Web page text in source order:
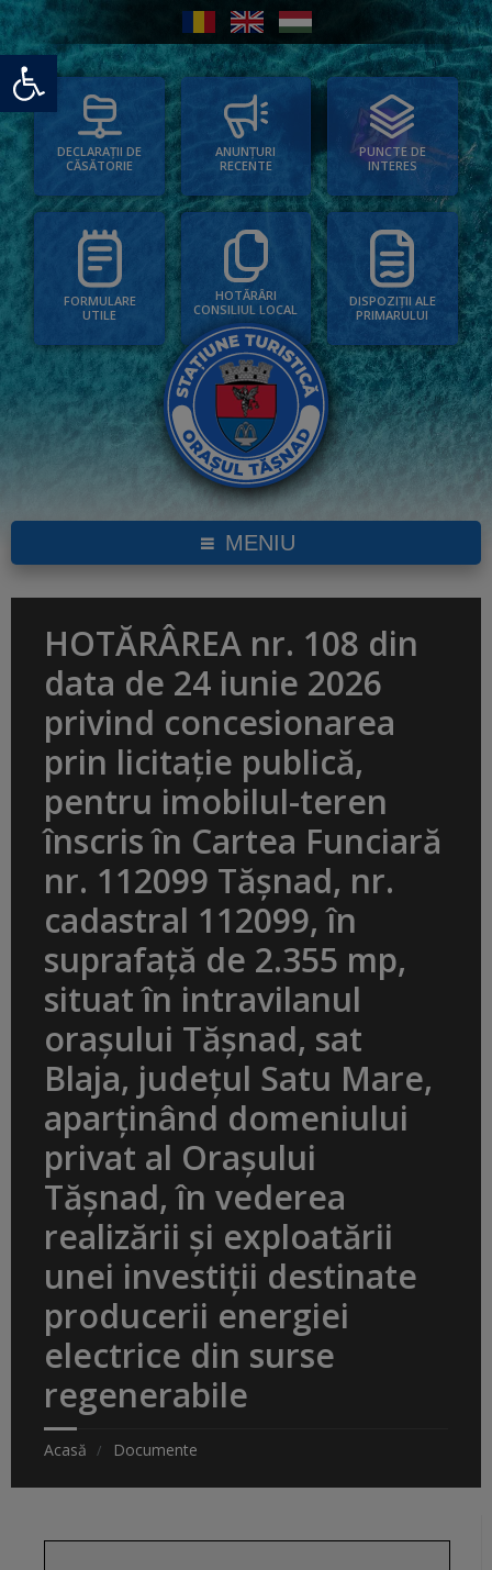
Deschide bara de unelte
DECLARAȚII DE
CĂSĂTORIE
ANUNȚURI
RECENTE
PUNCTE DE
INTERES
FORMULARE
UTILE
HOTĂRÂRI
CONSILIUL LOCAL
DISPOZIȚII ALE
PRIMARULUI
MENIU
HOTĂRÂREA nr. 108 din
data de 24 iunie 2026
privind concesionarea
prin licitație publică,
pentru imobilul-teren
înscris în Cartea Funciară
nr. 112099 Tășnad, nr.
cadastral 112099, în
suprafață de 2.355 mp,
situat în intravilanul
orașului Tășnad, sat
Blaja, județul Satu Mare,
aparținând domeniului
privat al Orașului
Tășnad, în vederea
realizării și exploatării
unei investiții destinate
producerii energiei
electrice din surse
regenerabile
Acasă Documente